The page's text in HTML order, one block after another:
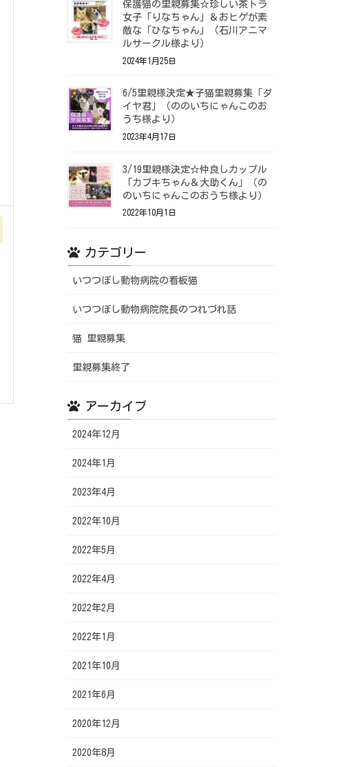
保護猫の里親募集☆珍しい茶トラ
女子「りなちゃん」＆おヒゲが素
敵な「ひなちゃん」（石川アニマ
ルサークル様より）
2024年1月25日
6/5里親様決定★子猫里親募集「ダ
イヤ君」（ののいちにゃんこのお
うち様より）
2023年4月17日
3/19里親様決定☆仲良しカップル
「カブキちゃん＆大助くん」（の
のいちにゃんこのおうち様より）
2022年10月1日
カテゴリー
いつつぼし動物病院の看板猫
いつつぼし動物病院院長のつれづれ話
猫 里親募集
里親募集終了
アーカイブ
2024年12月
2024年1月
2023年4月
2022年10月
2022年5月
2022年4月
2022年2月
2022年1月
2021年10月
2021年6月
2020年12月
2020年8月